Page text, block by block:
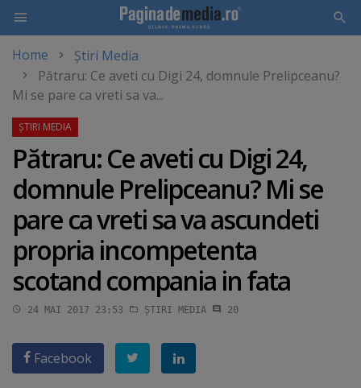
main
content
Home
Știri Media
Pătraru: Ce aveti cu Digi 24, domnule Prelipceanu?
Mi se pare ca vreti sa va...
Pătraru: Ce aveti cu Digi 24,
domnule Prelipceanu? Mi se
pare ca vreti sa va ascundeti
propria incompetenta
scotand compania in fata
24 MAI 2017 23:53 ȘTIRI MEDIA 20
Facebook